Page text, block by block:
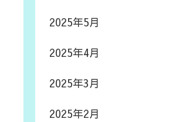
2025年5月
2025年4月
2025年3月
2025年2月